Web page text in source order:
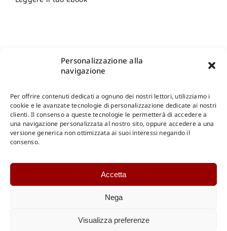
Personalizzazione alla
navigazione
Per offrire contenuti dedicati a ognuno dei nostri lettori, utilizziamo i
cookie e le avanzate tecnologie di personalizzazione dedicate ai nostri
clienti. Il consenso a queste tecnologie le permetterà di accedere a
una navigazione personalizzata al nostro sito, oppure accedere a una
versione generica non ottimizzata ai suoi interessi negando il
consenso.
Accetta
Nega
Visualizza preferenze
Shop Gangemi Editore-Pagamenti Sicuri e anche Rateali
Catalogo Online
Catalogo Internazionale
DOWNLOAD
Catalogo Internazionale